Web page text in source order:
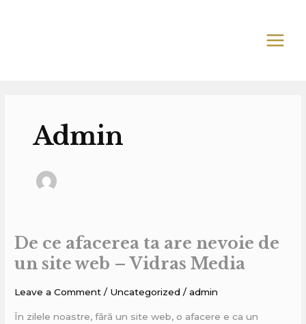
Admin
De ce afacerea ta are nevoie de
un site web – Vidras Media
Leave a Comment / Uncategorized /admin
În zilele noastre, fără un site web, o afacere e ca un
De
ce
ta
are